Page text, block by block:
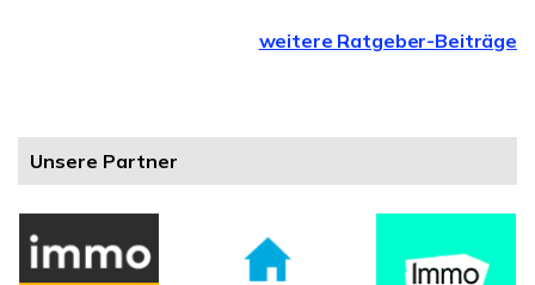
weitere Ratgeber-Beiträge
Unsere Partner